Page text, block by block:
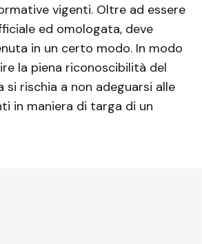
vigenti. Oltre ad essere
ed omologata, deve
in un certo modo. In modo
la piena riconoscibilità del
si rischia a non adeguarsi alle
in maniera di targa di un